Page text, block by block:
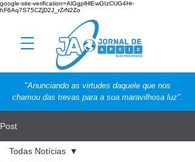
google-site-verification=AlGgplHlEwGIzCUG4Hr-
hF6Aq7S75CZjD2J_rZrN2Zo
"Anunciando as virtudes daquele que nos
chamou das trevas para a sua maravilhosa luz".
Post
Todas Notícias